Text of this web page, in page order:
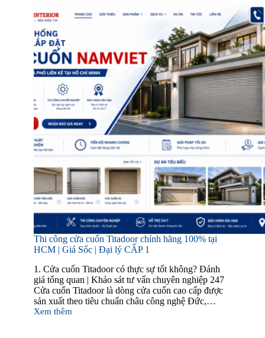
Thi công cửa cuốn Titadoor chính hãng 100% tại
HCM | Giá Sốc | Đại lý CẤP 1
1. Cửa cuốn Titadoor có thực sự tốt không? Đánh
giá tổng quan | Khảo sát tư vấn chuyên nghiệp 247
Cửa cuốn Titadoor là dòng cửa cuốn cao cấp được
sản xuất theo tiêu chuẩn châu công nghệ Đức,…
Xem thêm